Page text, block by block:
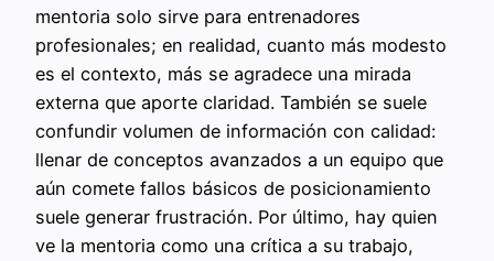
mentoria solo sirve para entrenadores
profesionales; en realidad, cuanto más modesto
es el contexto, más se agradece una mirada
externa que aporte claridad. También se suele
confundir volumen de información con calidad:
llenar de conceptos avanzados a un equipo que
aún comete fallos básicos de posicionamiento
suele generar frustración. Por último, hay quien
ve la mentoria como una crítica a su trabajo,